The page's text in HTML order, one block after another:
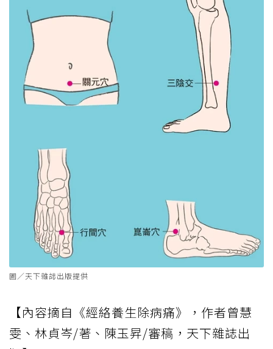
圖／天下雜誌出版提供
【內容摘自《經絡養生除病痛》，作者曾慧
雯、林貞岑/著、陳玉昇/審稿，天下雜誌出